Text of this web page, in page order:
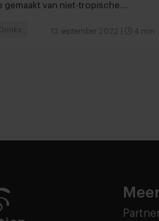
gemaakt van niet-tropische
13 september 2022 4 min
Drinks